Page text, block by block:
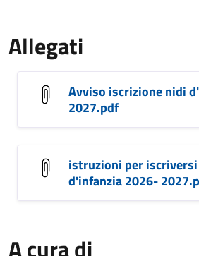
Allegati
Avviso iscrizione nidi
2027.pdf
istruzioni per
d'infanzia 2026-
A cura di